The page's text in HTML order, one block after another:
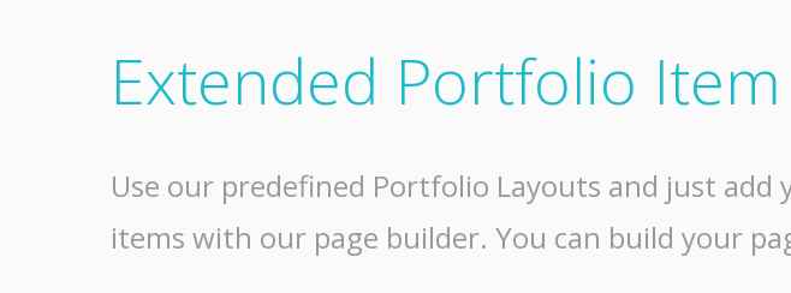
Extended Portfolio Item
Use our predefined Portfolio Layouts and just
items with our page builder. You can build your